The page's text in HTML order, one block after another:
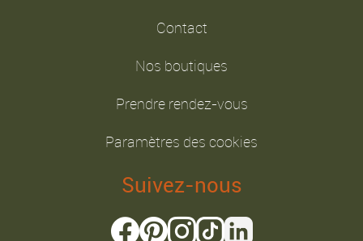
Contact
Nos boutiques
Prendre rendez-vous
Paramètres des cookies
Suivez-nous